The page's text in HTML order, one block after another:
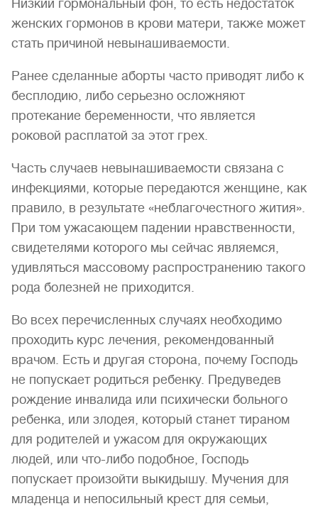
Низкий гормональный фон, то есть недостаток
женских гормонов в крови матери, также может
стать причиной невынашиваемости.
Ранее сделанные аборты часто приводят либо к
бесплодию, либо серьезно осложняют
протекание беременности, что является
роковой расплатой за этот грех.
Часть случаев невынашиваемости связана с
инфекциями, которые передаются женщине, как
правило, в результате «неблагочестного жития».
При том ужасающем падении нравственности,
свидетелями которого мы сейчас являемся,
удивляться массовому распространению такого
рода болезней не приходится.
Во всех перечисленных случаях необходимо
проходить курс лечения, рекомендованный
врачом. Есть и другая сторона, почему Господь
не попускает родиться ребенку. Предуведев
рождение инвалида или психически больного
ребенка, или злодея, который станет тираном
для родителей и ужасом для окружающих
людей, или что-либо подобное, Господь
попускает произойти выкидышу. Мучения для
младенца и непосильный крест для семьи,